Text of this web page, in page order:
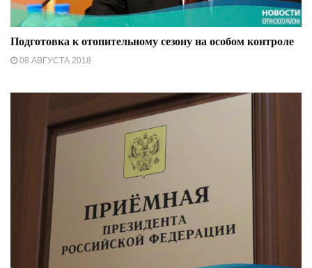
Подготовка к отопительному сезону на особом контроле
08 АВГУСТА 2018